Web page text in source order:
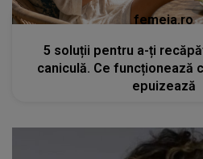
femeia.ro
5 soluții pentru a-ți
caniculă. Ce funcționează
epuizează